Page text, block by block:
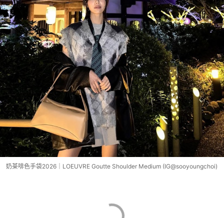
奶茶啡色手袋2026｜LOEUVRE Goutte Shoulder Medium (IG@sooyoungchoi)